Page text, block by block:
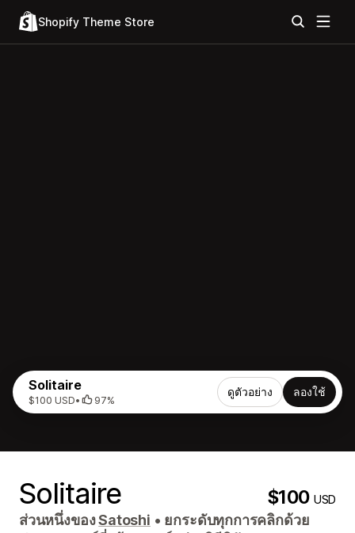
Shopify Theme Store
Solitaire
$100 USD• 97%
ดูตัวอย่าง ลองใช้
Solitaire $100USD
ส่วนหนึ่งของSatoshi • ยกระดับทุกการคลิกด้วย